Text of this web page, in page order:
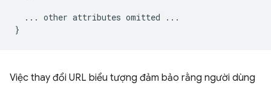
... other attributes omitted
...
}
Việc thay đổi URL biểu tượng đảm bảo rằng người dùng